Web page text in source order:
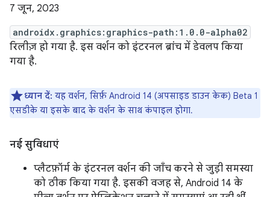
7 जून, 2023
androidx.graphics:graphics-path:1.0.0-alpha02
रिलीज़ हो गया है. इस वर्शन को इंटरनल ब्रांच में डेवलप किया
गया है.
ध्यान दें: यह वर्शन, सिर्फ़ Android 14 (अपसाइड डाउन केक) Beta 1
एसडीके या इसके बाद के वर्शन के साथ कंपाइल होगा.
नई सुविधाएं
प्लैटफ़ॉर्म के इंटरनल वर्शन की जाँच करने से जुड़ी समस्या
को ठीक किया गया है. इसकी वजह से, Android 14 के